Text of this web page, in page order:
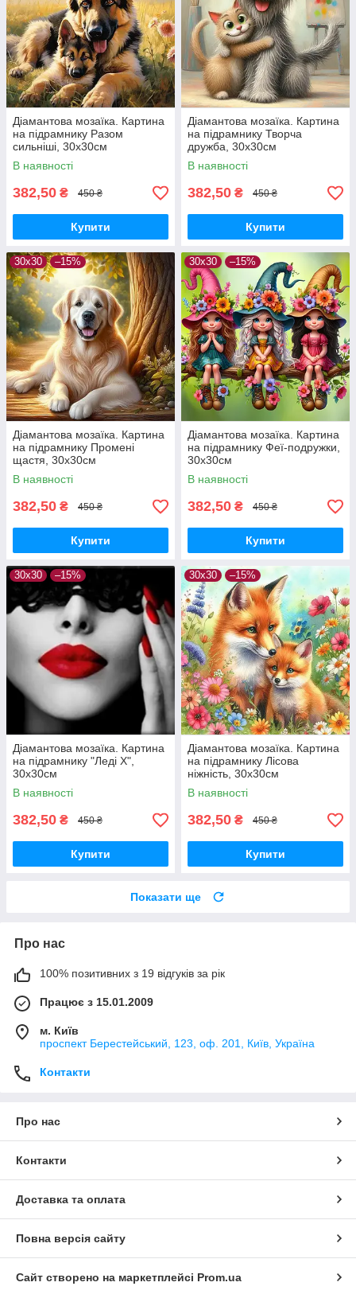
Діамантова мозаїка. Картина
на підрамнику Разом
сильніші, 30х30см
В наявності
382,50 ₴ 450 ₴
Купити
Діамантова мозаїка. Картина
на підрамнику Творча
дружба, 30х30см
В наявності
382,50 ₴ 450 ₴
Купити
30x30 –15%
Діамантова мозаїка. Картина
на підрамнику Промені
щастя, 30х30см
В наявності
382,50 ₴ 450 ₴
Купити
30x30 –15%
Діамантова мозаїка. Картина
на підрамнику Феї-подружки,
30х30см
В наявності
382,50 ₴ 450 ₴
Купити
30x30 –15%
Діамантова мозаїка. Картина
на підрамнику "Леді Х",
30х30см
В наявності
382,50 ₴ 450 ₴
Купити
30x30 –15%
Діамантова мозаїка. Картина
на підрамнику Лісова
ніжність, 30х30см
В наявності
382,50 ₴ 450 ₴
Купити
Показати ще
Про нас
100% позитивних з 19 відгуків за рік
Працює з 15.01.2009
м. Київ
проспект Берестейський, 123, оф. 201, Київ, Україна
Контакти
Про нас
Контакти
Доставка та оплата
Повна версія сайту
Сайт створено на маркетплейсі Prom.ua